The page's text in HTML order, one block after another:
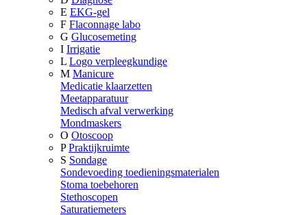
E EKG-gel
F Flaconnage labo
G Glucosemeting
I Irrigatie
L Logo verpleegkundige
M Manicure
Medicatie klaarzetten
Meetapparatuur
Medisch afval verwerking
Mondmaskers
O Otoscoop
P Praktijkruimte
S Sondage
Sondevoeding toedieningsmaterialen
Stoma toebehoren
Stethoscopen
Saturatiemeters